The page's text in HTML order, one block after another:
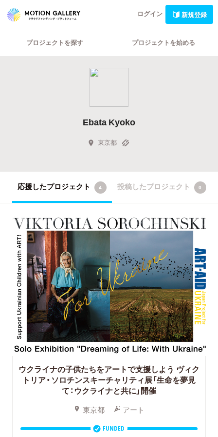
ログイン 新規登録
プロジェクトを探す プロジェクトを始める
Ebata Kyoko
東京都
応援したプロジェクト 4 投稿したプロジェクト 0
ウクライナの子供たちをアートで支援しよう ヴィク
トリア・ソロチンスキーチャリティ展「生命を夢見
て：ウクライナと共に」開催
東京都 アート
FUNDED